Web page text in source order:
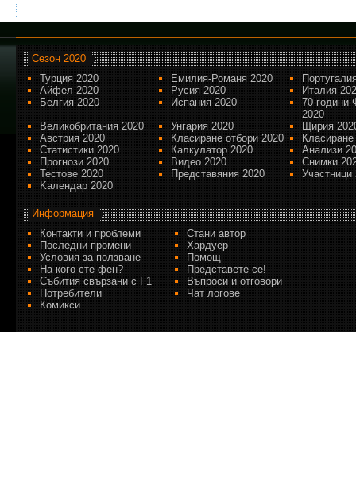
Сезон 2020
Турция 2020
Емилия-Романя 2020
Айфел 2020
Русия 2020
Италия
Белгия 2020
Испания 2020
70 години
2020
Великобритания 2020
Унгария 2020
Щирия
Австрия 2020
Класиране отбори 2020
Статистики 2020
Калкулатор 2020
Анализи
Прогнози 2020
Видео 2020
Снимки
Тестове 2020
Представяния 2020
Участници
Kалендар 2020
Информация
Контакти и проблеми
Стани автор
Последни промени
Хардуер
Условия за ползване
Помощ
На кого сте фен?
Представете се!
Събития свързани с F1
Въпроси и отговори
Потребители
Чат логове
Комикси